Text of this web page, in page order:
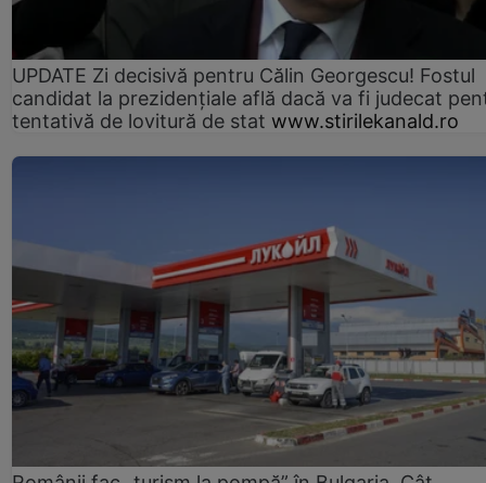
UPDATE Zi decisivă pentru Călin Georgescu! Fostul
candidat la prezidențiale află dacă va fi judecat
tentativă de lovitură de stat www.stirilekanald.ro